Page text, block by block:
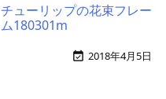
チューリップの花束フレー
ム180301m
 2018年4月5日